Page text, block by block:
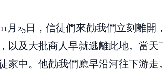
11月25日，信徒們來勸我們立刻離
以及大批商人早就逃離此地。當
家中。他勸我們應早沿河往下游